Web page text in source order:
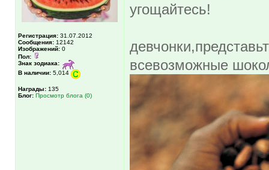
Регистрация: 31.07.2012
Сообщения: 12142
Изображений: 0
Пол:
Знак зодиака:
В наличии: 5,014
Награды: 135
Блог: Просмотр блога (0)
угощайтесь!
всевозможные